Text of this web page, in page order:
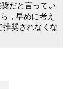
だと言ってい
，早めに考え
推奨されなくな